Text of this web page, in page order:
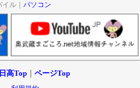
ル｜ パソコン
日高Top ページTop